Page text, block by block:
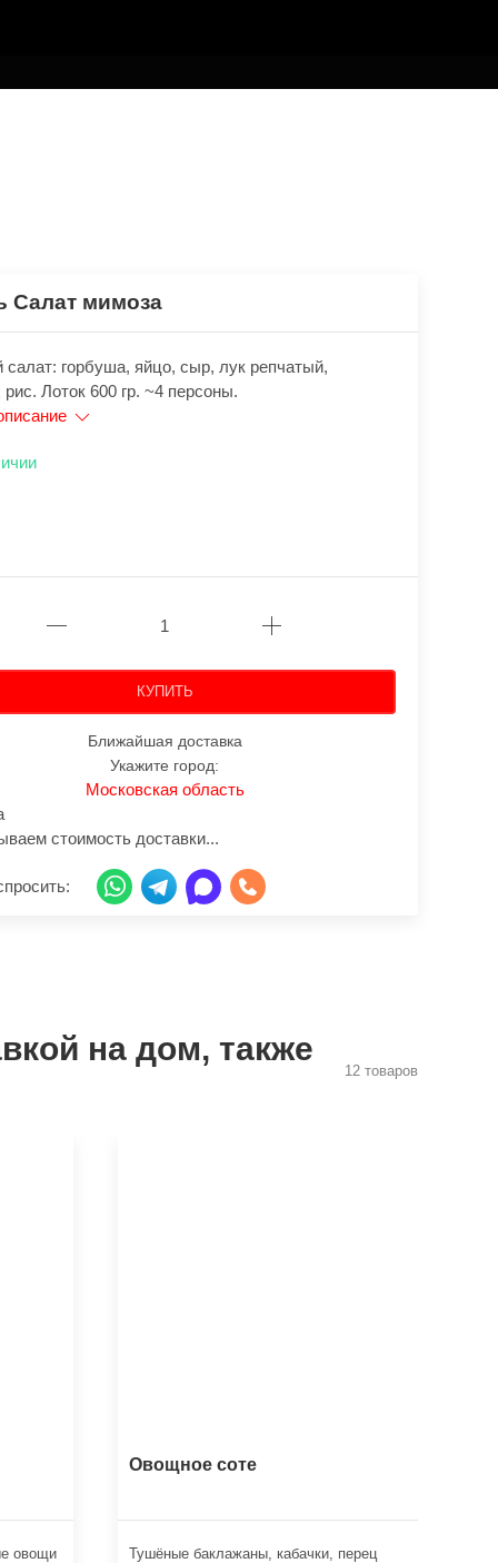
Салат мимоза
горбуша, яйцо, сыр, лук репчатый,
рис. Лоток 600 гр. ~4 персоны.
КУПИТЬ
Ближайшая доставка
Укажите город:
Московская область
стоимость доставки...
на дом, также
12 товаров
овощи
Овощное соте
Тушёные баклажаны, кабачки, перец